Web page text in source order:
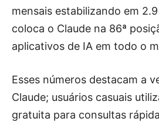
mensais estabilizando em
coloca o Claude na 86ª
aplicativos de IA em todo o
Esses números destacam a
Claude; usuários casuais
gratuita para consultas